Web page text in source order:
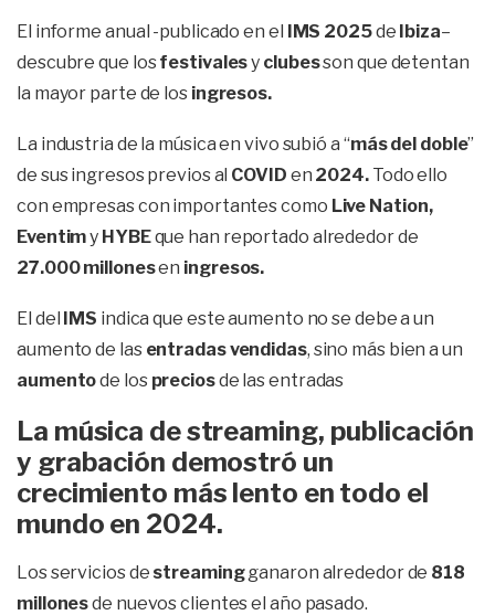
El informe anual -publicado en el IMS 2025de Ibiza–
descubre que losfestivalesy clubesson que detentan
la mayor parte de los ingresos.
La industria de la música en vivo subió a “más del doble”
de sus ingresos previos al COVID en 2024.Todo ello
con empresas con importantes como Live Nation,
Eventimy HYBEque han reportado alrededor de
27.000 millonesen ingresos.
El del IMS indica que este aumento no se debe a un
aumento de las entradas vendidas, sino más bien a un
aumentode los preciosde las entradas
La música de streaming, publicación
y grabación demostró un
crecimiento más lento en todo el
mundo en 2024.
Los servicios de streamingganaron alrededor de 818
millonesde nuevos clientes el año pasado.